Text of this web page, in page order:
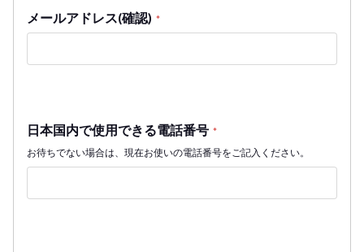
メールアドレス(確認) *
日本国内で使用できる電話番号 *
お待ちでない場合は、現在お使いの電話番号をご記入ください。